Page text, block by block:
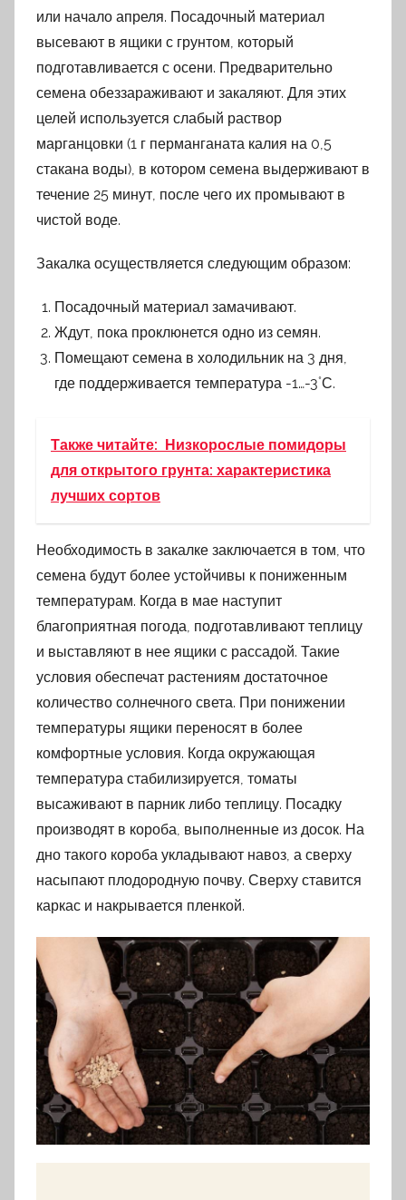
или начало апреля. Посадочный материал
высевают в ящики с грунтом, который
подготавливается с осени. Предварительно
семена обеззараживают и закаляют. Для этих
целей используется слабый раствор
марганцовки (1 г перманганата калия на 0,5
стакана воды), в котором семена выдерживают в
течение 25 минут, после чего их промывают в
чистой воде.
Закалка осуществляется следующим образом:
Посадочный материал замачивают.
Ждут, пока проклюнется одно из семян.
Помещают семена в холодильник на 3 дня,
где поддерживается температура -1…-3˚С.
Также читайте: Низкорослые помидоры
для открытого грунта: характеристика
лучших сортов
Необходимость в закалке заключается в том, что
семена будут более устойчивы к пониженным
температурам. Когда в мае наступит
благоприятная погода, подготавливают теплицу
и выставляют в нее ящики с рассадой. Такие
условия обеспечат растениям достаточное
количество солнечного света. При понижении
температуры ящики переносят в более
комфортные условия. Когда окружающая
температура стабилизируется, томаты
высаживают в парник либо теплицу. Посадку
производят в короба, выполненные из досок. На
дно такого короба укладывают навоз, а сверху
насыпают плодородную почву. Сверху ставится
каркас и накрывается пленкой.